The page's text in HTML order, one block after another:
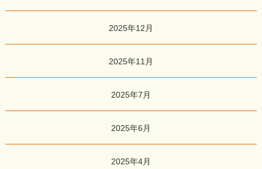
2025年12月
2025年11月
2025年7月
2025年6月
2025年4月